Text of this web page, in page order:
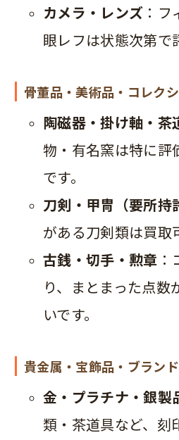
カメラ・レンズ ：
眼レフは状態次第で
骨董品・美術品・コレク
陶磁器・掛け軸・茶
物・有名窯は特に評
です。
刀剣・甲冑（要所持
がある刀剣類は買取
古銭・切手・勲章
り、まとまった点数
いです。
貴金属・宝飾品・ブラン
金・プラチナ・銀製
類・茶道具など、刻